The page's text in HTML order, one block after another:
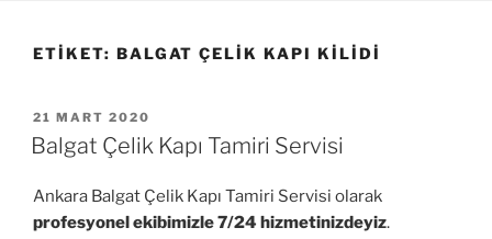
ETIKET: BALGAT ÇELIK KAPI KILIDI
YAYIM
TARIHI
21 MART 2020
Balgat Çelik Kapı Tamiri Servisi
Ankara Balgat Çelik Kapı Tamiri Servisi olarak
profesyonel ekibimizle 7/24 hizmetinizdeyiz.